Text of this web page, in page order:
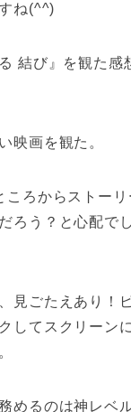
ね(^^)
結び』を観た感
映画を観た。
ろからストー
ろう？と心配で
見ごたえあり！
してスクリーン
めるのは神レベ